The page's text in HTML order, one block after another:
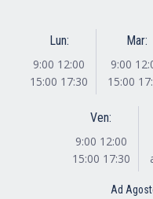
Lun:
9:00 12:00
15:00 17:30
Mar:
9:00
15:00
Ven:
9:00 12:00
15:00 17:30
Ad